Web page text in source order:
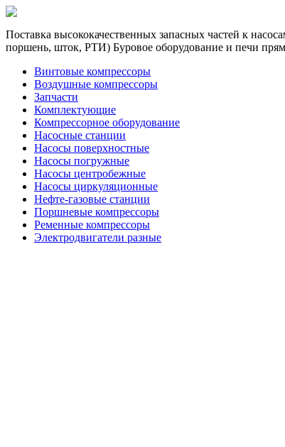
Поставка высококачественных запасных частей к
поршень, шток, РТИ) Буровое оборудование и печи
Винтовые компрессоры
Воздушные компрессоры
Запчасти
Комплектующие
Компрессорное оборудование
Насосные станции
Насосы поверхностные
Насосы погружные
Насосы центробежные
Насосы циркуляционные
Нефте-газовые станции
Поршневые компрессоры
Ременные компрессоры
Электродвигатели разные